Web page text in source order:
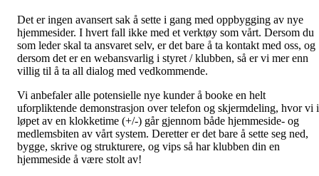
Det er ingen avansert sak å sette i gang med oppbygging av nye
hjemmesider. I hvert fall ikke med et verktøy som vårt. Dersom du
som leder skal ta ansvaret selv, er det bare å ta kontakt med oss, og
dersom det er en webansvarlig i styret / klubben, så er vi mer enn
villig til å ta all dialog med vedkommende.
Vi anbefaler alle potensielle nye kunder å booke en helt
uforpliktende demonstrasjon over telefon og skjermdeling, hvor vi i
løpet av en klokketime (+/-) går gjennom både hjemmeside- og
medlemsbiten av vårt system. Deretter er det bare å sette seg ned,
bygge, skrive og strukturere, og vips så har klubben din en
hjemmeside å være stolt av!